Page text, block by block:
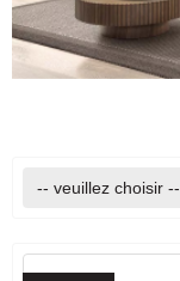
-- veuillez choisir --